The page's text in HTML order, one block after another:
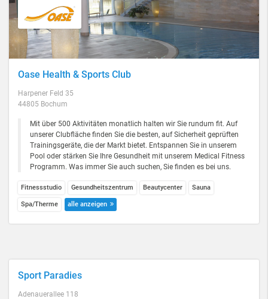
Oase Health & Sports Club
Harpener Feld 35
44805 Bochum
Mit über 500 Aktivitäten monatlich halten wir Sie rundum fit. Auf
unserer Clubfläche finden Sie die besten, auf Sicherheit geprüften
Trainingsgeräte, die der Markt bietet. Entspannen Sie in unserem
Pool oder stärken Sie Ihre Gesundheit mit unserem Medical Fitness
Programm. Was immer Sie auch suchen, Sie finden es bei uns.
Fitnessstudio Gesundheitszentrum Beautycenter Sauna
Spa/Therme alle anzeigen
Sport Paradies
Adenauerallee 118